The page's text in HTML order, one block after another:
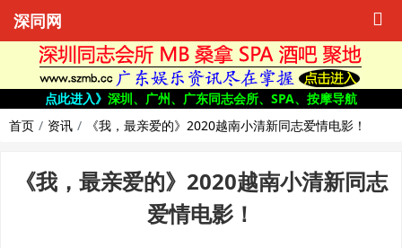
深同网
点此进入》 深圳、广州、广东同志会所、SPA、按摩导航
首页
资讯 《我，最亲爱的》2020越南小清新同志爱情电影！
《我，最亲爱的》2020越南小清新同志
爱情电影！